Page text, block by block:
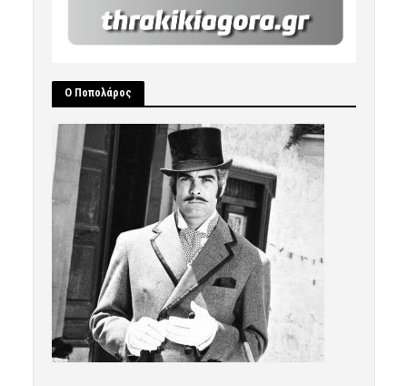
Ο Ποπολάρος